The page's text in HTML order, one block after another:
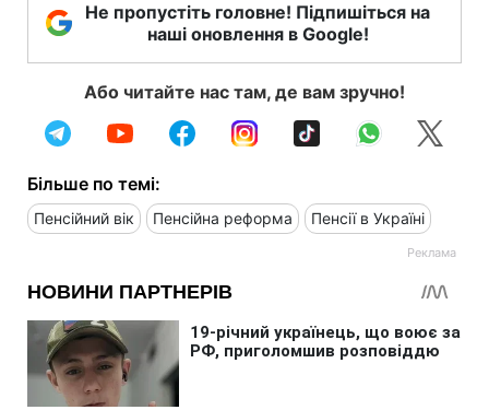
Не пропустіть головне! Підпишіться на
наші оновлення в Google!
Або читайте нас там, де вам зручно!
Більше по темі:
Пенсійний вік Пенсійна реформа Пенсії в Україні